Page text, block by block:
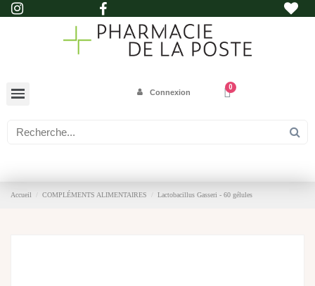
Connexion
Accueil COMPLÉMENTS ALIMENTAIRES Lactobacillus Gasseri - 60 gélules